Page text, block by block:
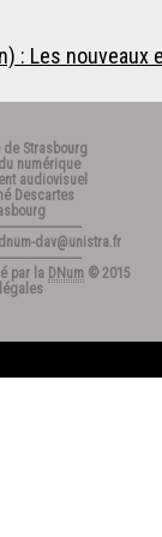
Les
de Strasbourg
numérique
audiovisuel
Descartes
dav@unistra.fr
par la DNum © 2015